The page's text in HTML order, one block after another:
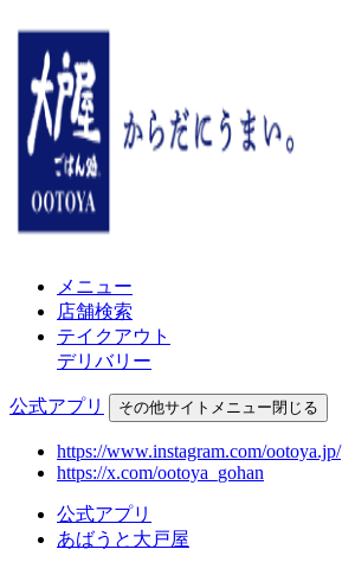
メニュー
店舗検索
テイクアウト
デリバリー
公式アプリ その他サイトメニュー閉じる
https://www.instagram.com/ootoya.jp/
https://x.com/ootoya_gohan
公式アプリ
あばうと大戸屋